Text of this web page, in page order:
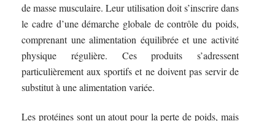
de masse musculaire. Leur utilisation doit s’inscrire dans
le cadre d’une démarche globale de contrôle du poids,
comprenant une alimentation équilibrée et une activité
physique régulière. Ces produits s’adressent
particulièrement aux sportifs et ne doivent pas servir de
substitut à une alimentation variée.
Les protéines sont un atout pour la perte de poids, mais